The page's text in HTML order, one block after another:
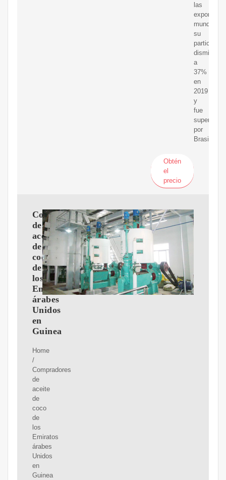
las
mundiales,
su
disminuyó
a
37%
en
2019
y
fue
superada
por
Brasil.
Obtén
el
precio
Compradores
de
aceite
de
coco
de
los
Emiratos
árabes
Unidos
en
Guinea
Home
/
Compradores
de
aceite
de
coco
de
los
Emiratos
árabes
Unidos
en
Guinea